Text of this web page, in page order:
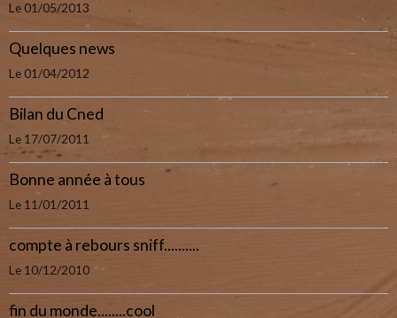
Le 01/05/2013
Quelques news
Le 01/04/2012
Bilan du Cned
Le 17/07/2011
Bonne année à tous
Le 11/01/2011
compte à rebours sniff..........
Le 10/12/2010
fin du monde........cool